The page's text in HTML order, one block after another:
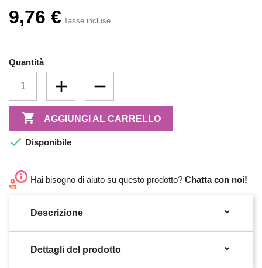
9,76 € Tasse incluse
Quantità
 AGGIUNGI AL CARRELLO
 Disponibile
Hai bisogno di aiuto su questo prodotto? Chatta con noi!
Descrizione 
Dettagli del prodotto 